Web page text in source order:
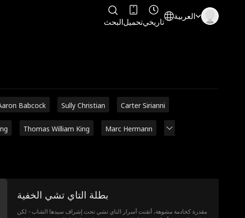
البحثتحميلتاريخي
العربية
Babcock Sully Christian Carter Sirianni
Thomas William King Marc Hermann
بطلة التاي تشي الخفية
مقدرة كخادمة مشوهة، أتقنت أسرار التاي تشي تحت إشراف سيدها الشاب - لكن